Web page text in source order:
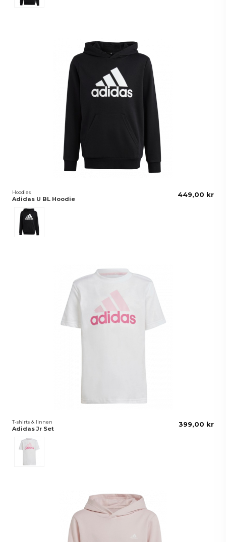
Hoodies
Adidas U BL Hoodie
Svart
449,00 kr
T-shirts & linnen
Adidas Jr Set
Rosa
399,00 kr